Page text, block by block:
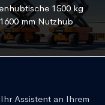
1500 kg
mm Nutzhub
Assistent an Ihrem